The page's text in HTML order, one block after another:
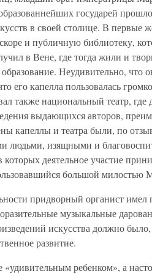
государей
в своей столице. В первые
и публичную библиотеку,
в Вене, где тогда жили и
Неудивительно, что
его капелла пользовалась
также национальный театр, где
выдающихся авторов,
капеллы и театра были, по
людьми, изящными и
деятельное участие
большой милостью
придворный органист
музыкальные
искусства должно
развитие.
«удивительным ребенком», а